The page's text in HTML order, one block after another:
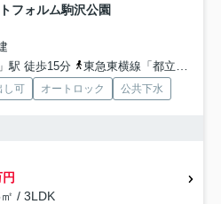
フォルム駒沢公園
駅 徒歩15分
東急東横線「都立大学」駅 徒歩17分
し可 オートロック 公共下水
/ 3LDK